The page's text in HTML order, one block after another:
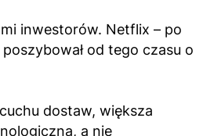
inwestorów. Netflix – po
od tego czasu o
dostaw, większa
a nie